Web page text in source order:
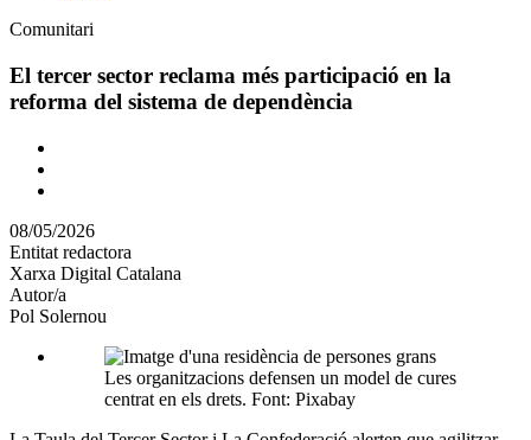
Àmbit
la
notícia
Comunitari
El tercer sector reclama més participació en la
reforma del sistema de dependència
Comparteix
altres
xarxes
socials
08/05/2026
Entitat redactora
Xarxa Digital Catalana
Autor/a
Pol Solernou
Les organitzacions defensen un model de cures
centrat en els drets. Font: Pixabay